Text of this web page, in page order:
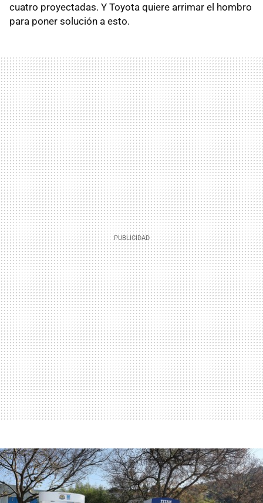
cuatro proyectadas. Y Toyota quiere arrimar el hombro
para poner solución a esto.